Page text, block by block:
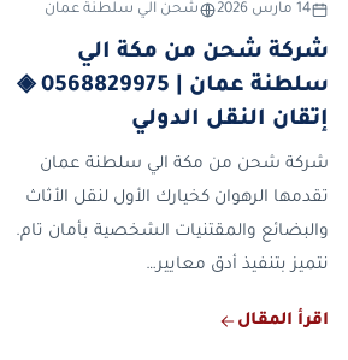
14 مارس 2026 شحن الي سلطنة عمان
شركة شحن من مكة الي
سلطنة عمان | 0568829975 ◈
إتقان النقل الدولي
شركة شحن من مكة الي سلطنة عمان
تقدمها الرهوان كخيارك الأول لنقل الأثاث
والبضائع والمقتنيات الشخصية بأمان تام.
نتميز بتنفيذ أدق معايير…
اقرأ المقال